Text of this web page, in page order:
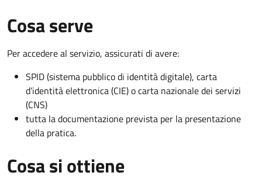
Cosa serve
Per accedere al servizio, assicurati di avere:
SPID (sistema pubblico di identità digitale), carta
d’identità elettronica (CIE) o carta nazionale dei servizi
(CNS)
tutta la documentazione prevista per la presentazione
della pratica.
Cosa si ottiene